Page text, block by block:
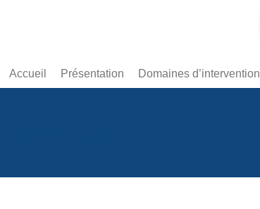
Accueil Présentation Domaines d’intervention